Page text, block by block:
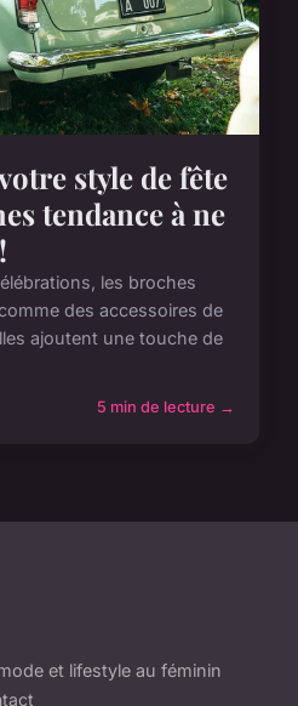
style de fête
tendance à ne
les broches
des accessoires de
ajoutent une touche de
5 min de lecture →
et lifestyle au féminin